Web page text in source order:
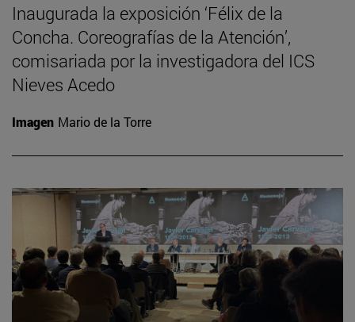
Inaugurada la exposición ‘Félix de la
Concha. Coreografías de la Atención’,
comisariada por la investigadora del ICS
Nieves Acedo
Imagen Mario de la Torre